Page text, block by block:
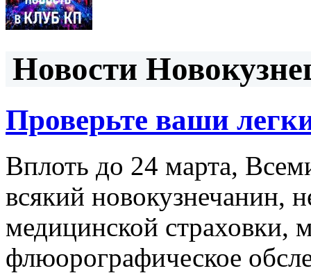
Новости
Проверьте ваши
Вплоть до 24 марта,
всякий новокузнечанин,
медицинской страховки,
флюорографическое